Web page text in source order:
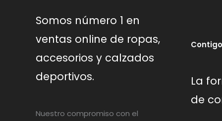
Somos número 1 en
ventas online de ropas,
accesorios y calzados
deportivos.
Nuestro compromiso con el
La
de